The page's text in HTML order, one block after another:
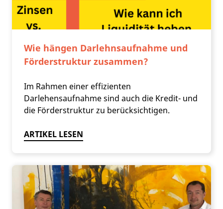
Wie hängen Darlehnsaufnahme und
Förderstruktur zusammen?
Im Rahmen einer effizienten
Darlehensaufnahme sind auch die Kredit- und
die Förderstruktur zu berücksichtigen.
ARTIKEL LESEN